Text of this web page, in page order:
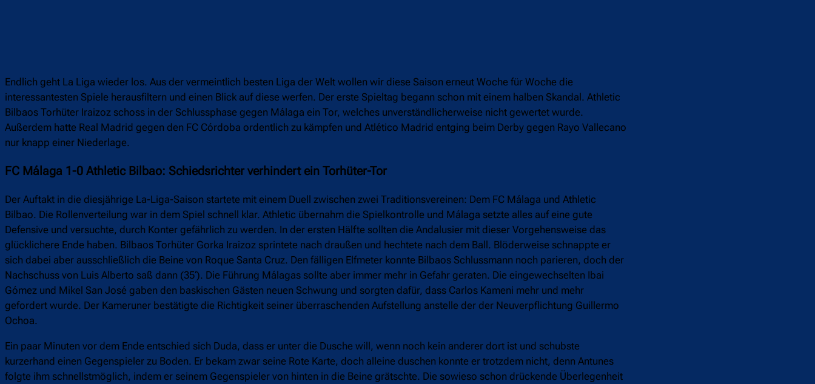
Endlich geht La Liga wieder los. Aus der vermeintlich besten Liga der Welt wollen wir diese Saison erneut Woche für Woche die
interessantesten Spiele herausfiltern und einen Blick auf diese werfen. Der erste Spieltag begann schon mit einem halben Skandal. Athletic
Bilbaos Torhüter Iraizoz schoss in der Schlussphase gegen Málaga ein Tor, welches unverständlicherweise nicht gewertet wurde.
Außerdem hatte Real Madrid gegen den FC Córdoba ordentlich zu kämpfen und Atlético Madrid entging beim Derby gegen Rayo Vallecano
nur knapp einer Niederlage.
FC Málaga 1-0 Athletic Bilbao: Schiedsrichter verhindert ein Torhüter-Tor
Der Auftakt in die diesjährige La-Liga-Saison startete mit einem Duell zwischen zwei Traditionsvereinen: Dem FC Málaga und Athletic
Bilbao. Die Rollenverteilung war in dem Spiel schnell klar. Athletic übernahm die Spielkontrolle und Málaga setzte alles auf eine gute
Defensive und versuchte, durch Konter gefährlich zu werden. In der ersten Hälfte sollten die Andalusier mit dieser Vorgehensweise das
glücklichere Ende haben. Bilbaos Torhüter Gorka Iraizoz sprintete nach draußen und hechtete nach dem Ball. Blöderweise schnappte er
sich dabei aber ausschließlich die Beine von Roque Santa Cruz. Den fälligen Elfmeter konnte Bilbaos Schlussmann noch parieren, doch der
Nachschuss von Luis Alberto saß dann (35‘). Die Führung Málagas sollte aber immer mehr in Gefahr geraten. Die eingewechselten Ibai
Gómez und Mikel San José gaben den baskischen Gästen neuen Schwung und sorgten dafür, dass Carlos Kameni mehr und mehr
gefordert wurde. Der Kameruner bestätigte die Richtigkeit seiner überraschenden Aufstellung anstelle der der Neuverpflichtung Guillermo
Ochoa.
Ein paar Minuten vor dem Ende entschied sich Duda, dass er unter die Dusche will, wenn noch kein anderer dort ist und schubste
kurzerhand einen Gegenspieler zu Boden. Er bekam zwar seine Rote Karte, doch alleine duschen konnte er trotzdem nicht, denn Antunes
folgte ihm schnellstmöglich, indem er seinem Gegenspieler von hinten in die Beine grätschte. Die sowieso schon drückende Überlegenheit